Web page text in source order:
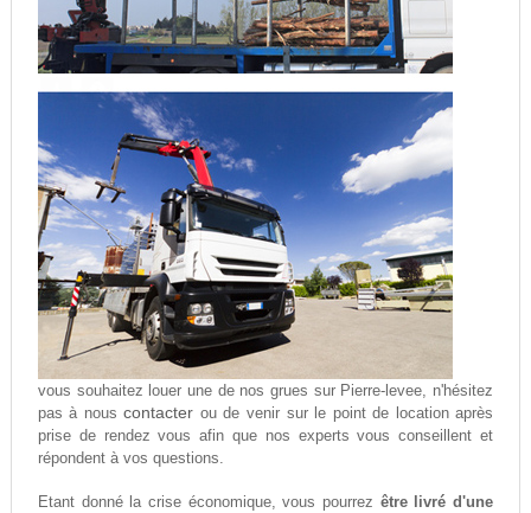
vous souhaitez louer une de nos grues sur Pierre-levee, n'hésitez
pas à nouscontacter ou de venir sur le point de location après
prise de rendez vous afin que nos experts vous conseillent et
répondent à vos questions.
Etant donné la crise économique, vous pourrez être livré d'une